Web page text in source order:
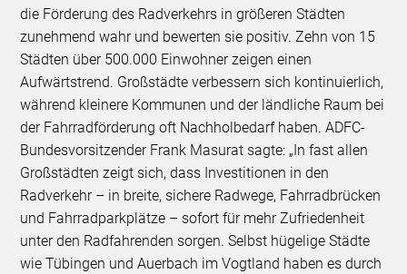
die Förderung des Radverkehrs in größeren Städten
zunehmend wahr und bewerten sie positiv. Zehn von 15
Städten über 500.000 Einwohner zeigen einen
Aufwärtstrend. Großstädte verbessern sich kontinuierlich,
während kleinere Kommunen und der ländliche Raum bei
der Fahrradförderung oft Nachholbedarf haben. ADFC-
Bundesvorsitzender Frank Masurat sagte: „In fast allen
Großstädten zeigt sich, dass Investitionen in den
Radverkehr – in breite, sichere Radwege, Fahrradbrücken
und Fahrradparkplätze – sofort für mehr Zufriedenheit
unter den Radfahrenden sorgen. Selbst hügelige Städte
wie Tübingen und Auerbach im Vogtland haben es durch